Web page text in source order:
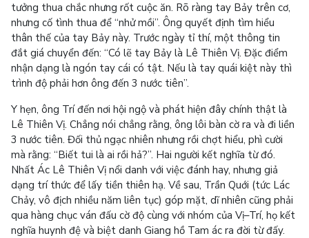
tưởng thua chắc nhưng rốt cuộc ăn. Rõ ràng tay Bảy trên cơ,
nhưng cố tình thua để “nhử mồi”. Ông quyết định tìm hiểu
thân thế của tay Bảy này. Trước ngày tỉ thí, một thông tin
đắt giá chuyển đến: “Có lẽ tay Bảy là Lê Thiên Vị. Đặc điểm
nhận dạng là ngón tay cái có tật. Nếu là tay quái kiệt này thì
trình độ phải hơn ông đến 3 nước tiên”.
Y hẹn, ông Trí đến nơi hội ngộ và phát hiện đây chính thật là
Lê Thiên Vị. Chẳng nói chẳng rằng, ông lôi bàn cờ ra và đi liền
3 nước tiên. Đối thủ ngạc nhiên nhưng rồi chợt hiểu, phì cười
mà rằng: “Biết tui là ai rồi hả?”. Hai người kết nghĩa từ đó.
Nhất Ác Lê Thiên Vị nổi danh với việc đánh hay, nhưng giả
dạng trí thức để lấy tiền thiên hạ. Về sau, Trần Quới (tức Lác
Chảy, vô địch nhiều năm liên tục) góp mặt, dĩ nhiên cũng phải
qua hàng chục ván đấu cờ độ cùng với nhóm của Vị–Trí, họ kết
nghĩa huynh đệ và biệt danh Giang hồ Tam ác ra đời từ đấy.